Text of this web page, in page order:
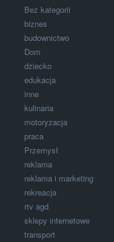
Bez kategorii
biznes
budownictwo
Dom
dziecko
edukacja
inne
kulinaria
motoryzacja
praca
Przemysł
reklama
reklama i marketing
rekreacja
rtv agd
sklepy internetowe
transport